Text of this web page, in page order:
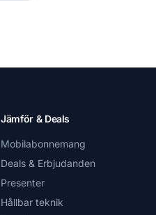
Jämför & Deals
Mobilabonnemang
Deals & Erbjudanden
Presenter
Hållbar teknik